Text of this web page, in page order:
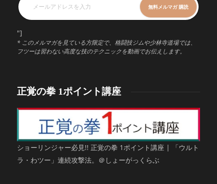
"]
* このメルマガを見ている方限定で、格闘技ジムや少林寺道場では、
フツーは習わない高度な技のテクニックを動画でお伝えします。
正覚の拳 1ポイント講座
ショーリンジャー必見!! 正覚の拳 1ポイント講座 | 「ウルト
ラ・わツー」連続攻撃法。＠しょーがっくらぶ